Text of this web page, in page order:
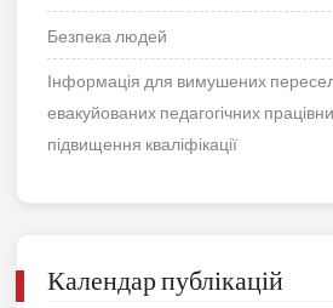
Безпека людей
Інформація для вимушених
евакуйованих педагогічних
підвищення кваліфікації
Календар публікацій